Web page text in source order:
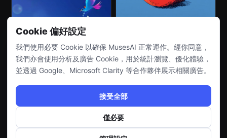
Cookie 偏好設定
我們使用必要 Cookie 以確保 MusesAI 正常運作。經你同意，
我們亦會使用分析及廣告 Cookie，用於統計瀏覽、優化體驗，
並透過 Google、Microsoft Clarity 等合作夥伴展示相關廣告。
接受全部
僅必要